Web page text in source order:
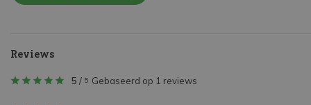
Reviews
5 / 5 Gebaseerd op 1 reviews